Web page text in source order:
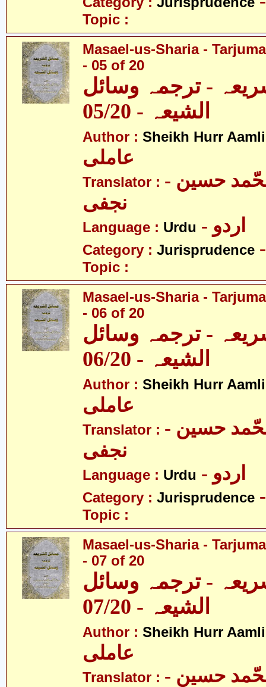
Topic :
Masael-us-Sharia -
- 05 of 20
- ترجمہ وسائل
الشیعہ - 05/20
Author : Sheikh Hurr Aamli
عاملی
Translator : - آیت اللہ محّمد حسین
نجفی
Language : Urdu - اردو
Category : Jurisprudence
Topic :
Masael-us-Sharia -
- 06 of 20
- ترجمہ وسائل
الشیعہ - 06/20
Author : Sheikh Hurr Aamli
عاملی
Translator : - آیت اللہ محّمد حسین
نجفی
Language : Urdu - اردو
Category : Jurisprudence
Topic :
Masael-us-Sharia -
- 07 of 20
- ترجمہ وسائل
الشیعہ - 07/20
Author : Sheikh Hurr Aamli
عاملی
Translator : - آیت اللہ محّمد حسین